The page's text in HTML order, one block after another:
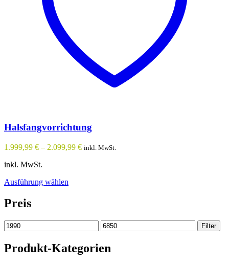
Halsfangvorrichtung
1.999,99 € – 2.099,99 € inkl. MwSt.
inkl. MwSt.
Ausführung wählen
Optionen
können
Preis
Min.
Preis
Max.
Preis
Filter
Produkt-Kategorien